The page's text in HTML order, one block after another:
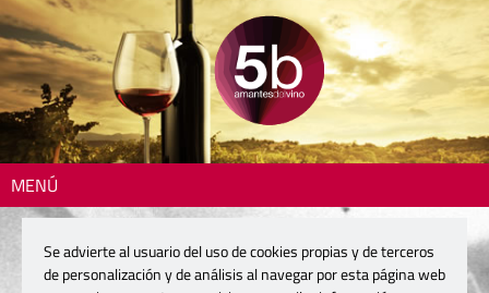
MENÚ
Se advierte al usuario del uso de cookies propias y de terceros
de personalización y de análisis al navegar por esta página web